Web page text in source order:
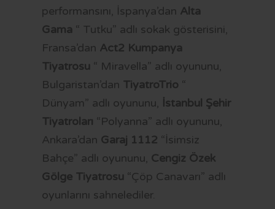
performansını, İspanya’dan Alta
Gama “ Tutku” adlı sokak gösterisini,
Fransa’dan Act2 Kumpanya
Tiyatrosu “ Miravella” adlı oyununu,
Bulgaristan’dan TiyatroTrio “
Dünyam” adlı oyununu, İstanbul Şehir
Tiyatroları “Polyanna” adlı oyununu,
Ankara’dan Garaj 1112 “İsimsiz
Bahçe” adlı oyununu, Cengiz Özek
Gölge Tiyatrosu “Çöp Canavarı” adlı
oyunlarını sahnelediler.